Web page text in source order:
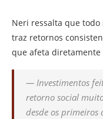
Neri ressalta que
traz retornos
que afeta diretamente
— Investimentos
retorno social
desde os primeiros